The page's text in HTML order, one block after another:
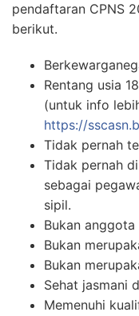
pendaftaran CPNS
berikut.
Rentang usia
(untuk info
https://
Tidak pernah
Tidak pernah
sebagai
sipil.
Bukan anggota
Bukan
Bukan
Sehat jasmani
Memenuhi